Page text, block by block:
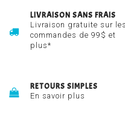
LIVRAISON SANS FRAIS
Livraison gratuite sur les
commandes de 99$ et
plus*
RETOURS SIMPLES
En savoir plus